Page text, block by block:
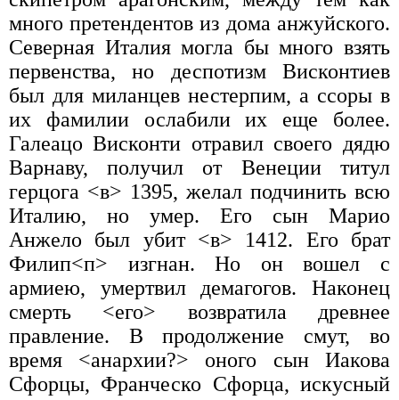
много претендентов из дома анжуйского.
Северная Италия могла бы много взять
первенства, но деспотизм Висконтиев
был для миланцев нестерпим, а ссоры в
их фамилии ослабили их еще более.
Галеацо Висконти отравил своего дядю
Варнаву, получил от Венеции титул
герцога <в> 1395, желал подчинить всю
Италию, но умер. Его сын Марио
Анжело был убит <в> 1412. Его брат
Филип<п> изгнан. Но он вошел с
армиею, умертвил демагогов. Наконец
смерть <его> возвратила древнее
правление. В продолжение смут, во
время <анархии?> оного сын Иакова
Сфорцы, Франческо Сфорца, искусный